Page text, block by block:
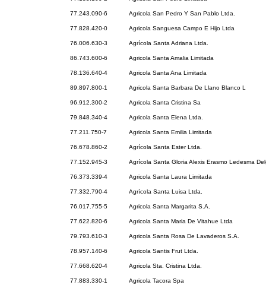
77.243.090-6 Agricola San Pedro Y San Pablo Ltda.
77.828.420-0 Agricola Sanguesa Campo E Hijo Ltda
76.006.630-3 Agrícola Santa Adriana Ltda.
86.743.600-6 Agricola Santa Amalia Limitada
78.136.640-4 Agricola Santa Ana Limitada
89.897.800-1 Agricola Santa Barbara De Llano Blanco L
96.912.300-2 Agricola Santa Cristina Sa
79.848.340-4 Agricola Santa Elena Ltda.
77.211.750-7 Agricola Santa Emilia Limitada
76.678.860-2 Agrícola Santa Ester Ltda.
77.152.945-3 Agrícola Santa Gloria Alexis Erasmo Ledesma
76.373.339-4 Agricola Santa Laura Limitada
77.332.790-4 Agrícola Santa Luisa Ltda.
76.017.755-5 Agricola Santa Margarita S.A.
77.622.820-6 Agricola Santa Maria De Vitahue Ltda
79.793.610-3 Agricola Santa Rosa De Lavaderos S.A.
78.957.140-6 Agricola Santis Frut Ltda.
77.668.620-4 Agricola Sta. Cristina Ltda.
77.883.330-1 Agricola Tacora Spa